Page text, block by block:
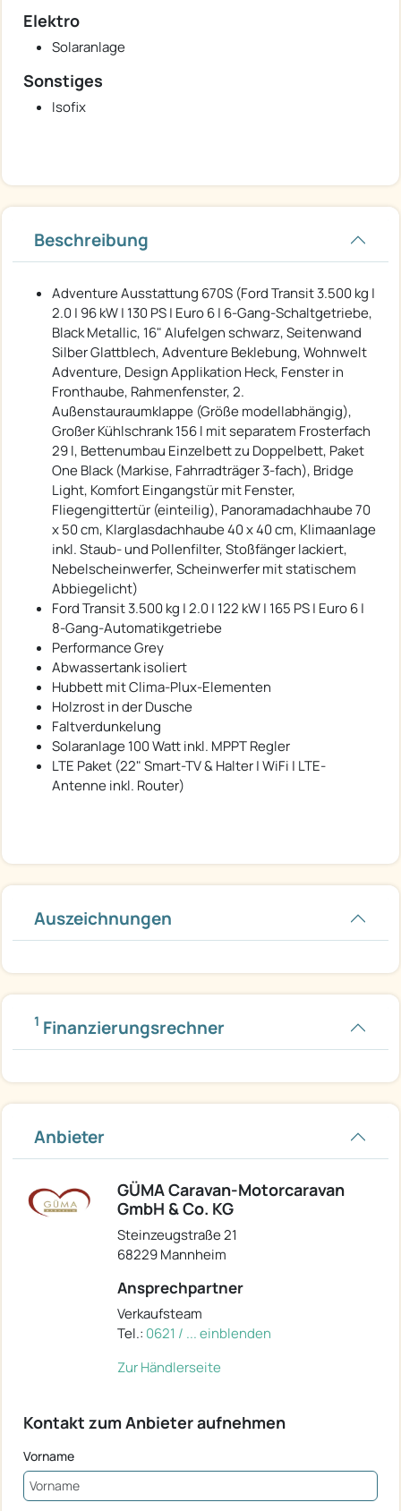
Elektro
Solaranlage
Sonstiges
Isofix
Beschreibung
Adventure Ausstattung 670S (Ford Transit 3.500 kg |
2.0 | 96 kW | 130 PS | Euro 6 | 6-Gang-Schaltgetriebe,
Black Metallic, 16" Alufelgen schwarz, Seitenwand
Silber Glattblech, Adventure Beklebung, Wohnwelt
Adventure, Design Applikation Heck, Fenster in
Fronthaube, Rahmenfenster, 2.
Außenstauraumklappe (Größe modellabhängig),
Großer Kühlschrank 156 l mit separatem Frosterfach
29 l, Bettenumbau Einzelbett zu Doppelbett, Paket
One Black (Markise, Fahrradträger 3-fach), Bridge
Light, Komfort Eingangstür mit Fenster,
Fliegengittertür (einteilig), Panoramadachhaube 70
x 50 cm, Klarglasdachhaube 40 x 40 cm, Klimaanlage
inkl. Staub- und Pollenfilter, Stoßfänger lackiert,
Nebelscheinwerfer, Scheinwerfer mit statischem
Abbiegelicht)
Ford Transit 3.500 kg | 2.0 | 122 kW | 165 PS | Euro 6 |
8-Gang-Automatikgetriebe
Performance Grey
Abwassertank isoliert
Hubbett mit Clima-Plux-Elementen
Holzrost in der Dusche
Faltverdunkelung
Solaranlage 100 Watt inkl. MPPT Regler
LTE Paket (22" Smart-TV & Halter | WiFi | LTE-
Antenne inkl. Router)
Auszeichnungen
1 Finanzierungsrechner
Anbieter
GÜMA Caravan-Motorcaravan
GmbH & Co. KG
Steinzeugstraße 21
68229 Mannheim
Ansprechpartner
Verkaufsteam
Tel.: 0621 / ... einblenden
Zur Händlerseite
Kontakt zum Anbieter aufnehmen
Vorname